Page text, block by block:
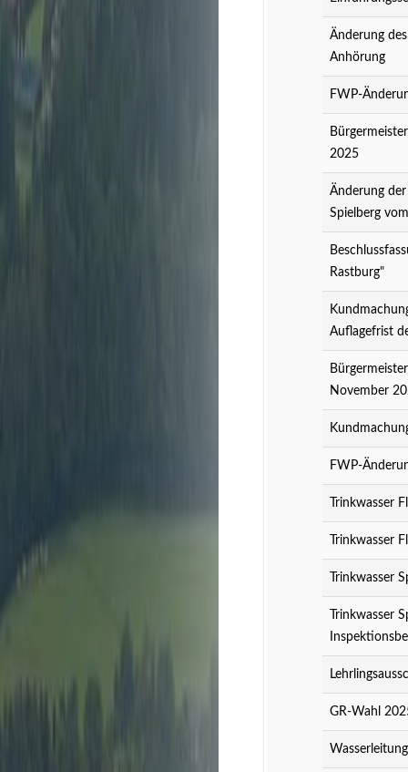
Änderung
Anhörung
FWP-
2025
Änderung
Spielberg
Rastburg"
Auflagefrist
November
FWP-
Trinkwasser
Trinkwasser
Trinkwasser
Trinkwasser
GR-Wahl